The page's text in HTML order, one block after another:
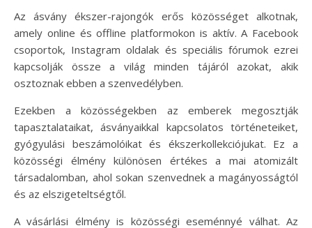
Az ásvány ékszer-rajongók erős közösséget alkotnak,
amely online és offline platformokon is aktív. A Facebook
csoportok, Instagram oldalak és speciális fórumok ezrei
kapcsolják össze a világ minden tájáról azokat, akik
osztoznak ebben a szenvedélyben.
Ezekben a közösségekben az emberek megosztják
tapasztalataikat, ásványaikkal kapcsolatos történeteiket,
gyógyulási beszámolóikat és ékszerkollekciójukat. Ez a
közösségi élmény különösen értékes a mai atomizált
társadalomban, ahol sokan szenvednek a magányosságtól
és az elszigeteltségtől.
A vásárlási élmény is közösségi eseménnyé válhat. Az